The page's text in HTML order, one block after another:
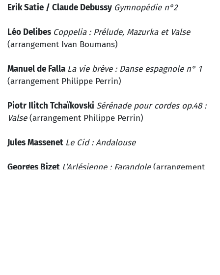
Erik Satie / Claude Debussy Gymnopédie n°2
Léo Delibes Coppelia : Prélude, Mazurka et Valse
(arrangement Ivan Boumans)
Manuel de Falla La vie brève : Danse espagnole n° 1
(arrangement Philippe Perrin)
Piotr Ilitch Tchaïkovski Sérénade pour cordes op.48 :
Valse(arrangement Philippe Perrin)
Jules Massenet Le Cid : Andalouse
Georges Bizet L’Arlésienne : Farandole(arrangement